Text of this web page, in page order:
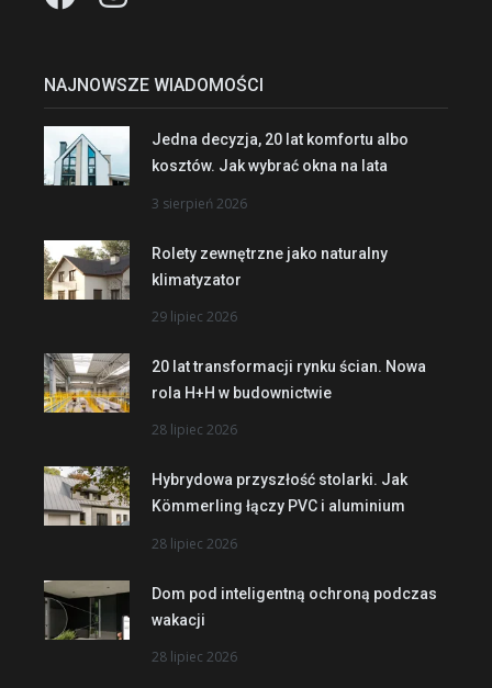
NAJNOWSZE WIADOMOŚCI
Jedna decyzja, 20 lat komfortu albo
kosztów. Jak wybrać okna na lata
3 sierpień 2026
Rolety zewnętrzne jako naturalny
klimatyzator
29 lipiec 2026
20 lat transformacji rynku ścian. Nowa
rola H+H w budownictwie
28 lipiec 2026
Hybrydowa przyszłość stolarki. Jak
Kömmerling łączy PVC i aluminium
28 lipiec 2026
Dom pod inteligentną ochroną podczas
wakacji
28 lipiec 2026